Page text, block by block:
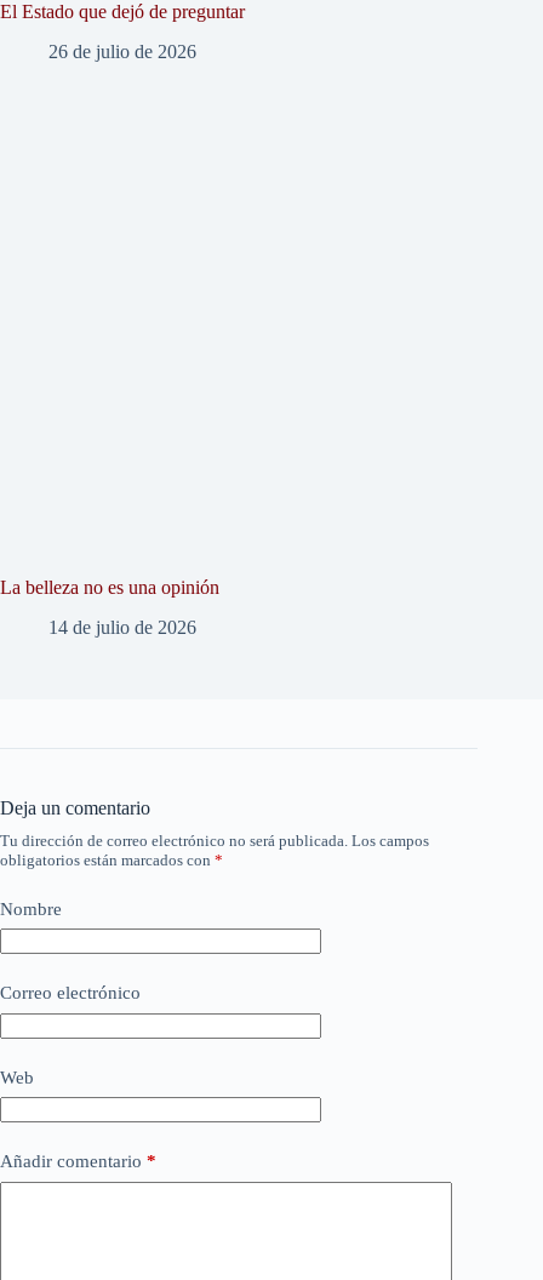
El Estado que dejó de preguntar
26 de julio de 2026
La belleza no es una opinión
14 de julio de 2026
Deja un comentario
Tu dirección de correo electrónico no será publicada. Los campos
obligatorios están marcados con *
Nombre
Correo electrónico
Web
Añadir comentario *